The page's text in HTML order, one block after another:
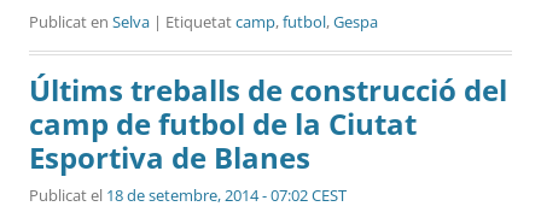
Publicat en Selva | Etiquetatcamp,futbol,Gespa
Últims treballs de construcció del
camp de futbol de la Ciutat
Esportiva de Blanes
Publicat el 18 de setembre, 2014 - 07:02 CEST